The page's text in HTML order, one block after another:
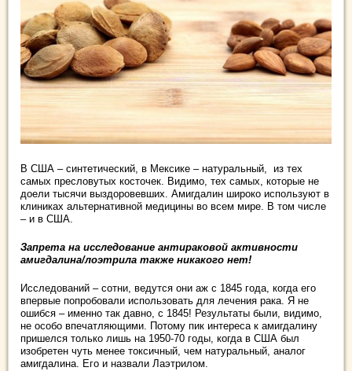
В США – синтетический, в Мексике – натуральный, из тех
самых пресловутых косточек. Видимо, тех самых, которые не
доели тысячи выздоровевших. Амигдалин широко используют в
клиниках альтернативной медицины во всем мире. В том числе
– и в США.
Запрета на исследование антираковой активности
амигдалина/лоэтрила также никакого нет!
Исследований – сотни, ведутся они аж с 1845 года, когда его
впервые попробовали использовать для лечения рака. Я не
ошибся – именно так давно, с 1845! Результаты были, видимо,
не особо впечатляющими. Потому пик интереса к амигдалину
пришелся только лишь на 1950-70 годы, когда в США был
изобретен чуть менее токсичный, чем натуральный, аналог
амигдалина. Его и назвали Лаэтрилом.